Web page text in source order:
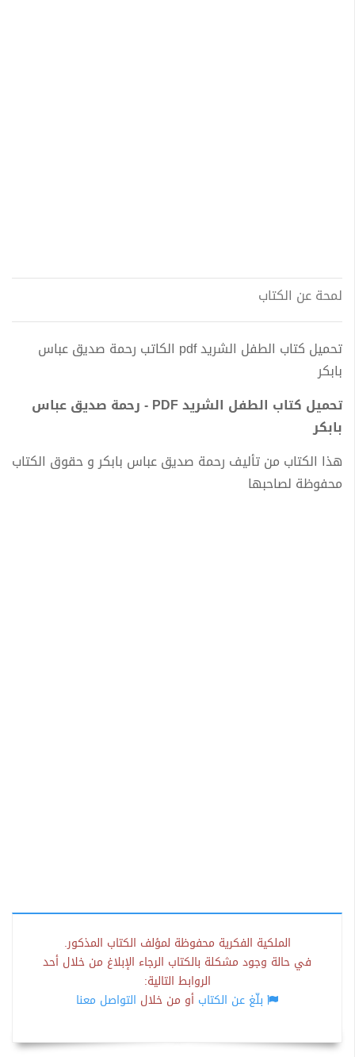
لمحة عن الكتاب
تحميل كتاب الطفل الشريد pdf الكاتب رحمة صديق عباس
بابكر
تحميل كتاب الطفل الشريد PDF - رحمة صديق عباس
بابكر
هذا الكتاب من تأليف رحمة صديق عباس بابكر و حقوق الكتاب
محفوظة لصاحبها
الملكية الفكرية محفوظة لمؤلف الكتاب المذكور.
في حالة وجود مشكلة بالكتاب الرجاء الإبلاغ من خلال أحد
الروابط التالية:
بلّغ عن الكتاب أو من خلال التواصل معنا